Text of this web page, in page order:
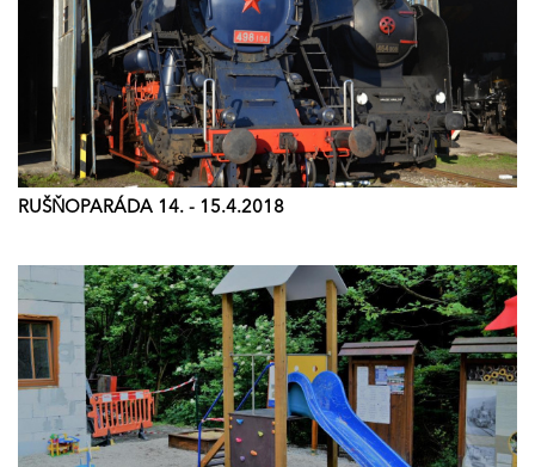
RUŠŇOPARÁDA 14. - 15.4.2018